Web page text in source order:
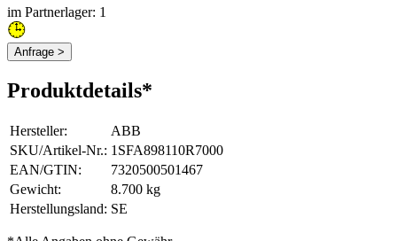
im Partnerlager: 1
Anfrage >
Produktdetails*
Hersteller:
ABB
SKU/Artikel-Nr.: 1SFA898110R7000
EAN/GTIN:
7320500501467
Gewicht:
8.700 kg
Herstellungsland: SE